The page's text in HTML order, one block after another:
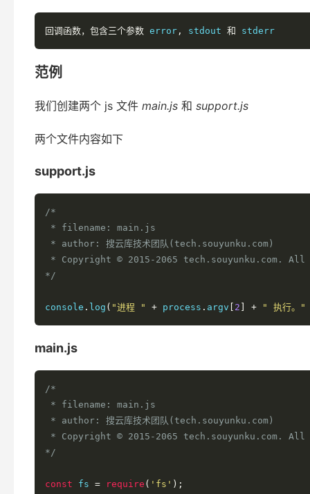
回调函数，包含三个参数 error , stdout 和 stderr
范例
我们创建两个 js 文件 main.js 和 support.js
两个文件内容如下
support.js
/*
* filename: main.js
* author: 搜云库技术团队(tech.souyunku.com)
* Copyright © 2015-2065 tech.souyunku.com.
*/
console . log ( "进程 " + process . argv 2 + " 执行。"
main.js
/*
* filename: main.js
* author: 搜云库技术团队(tech.souyunku.com)
* Copyright © 2015-2065 tech.souyunku.com.
*/
const fs = require ( 'fs' );